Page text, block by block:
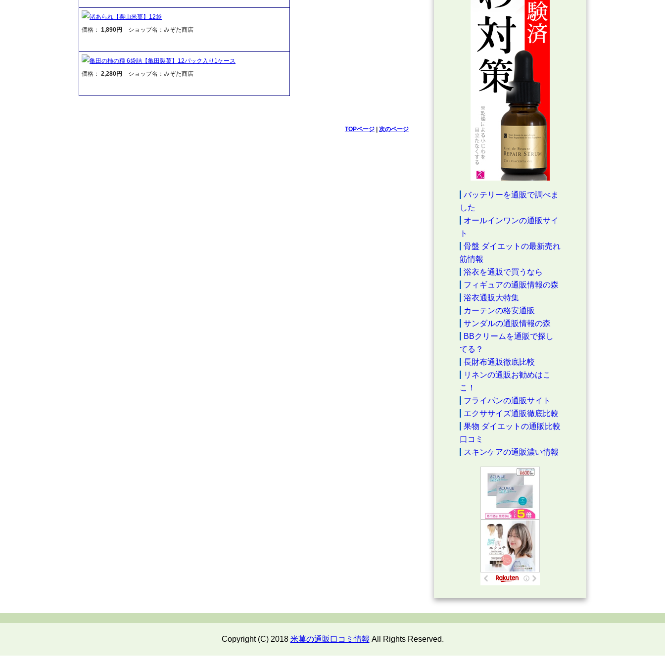
渚あられ【栗山米菓】12袋
価格： 1,890円 ショップ名：みぞた商店
亀田の柿の種 6袋詰【亀田製菓】12パック入り1ケース
価格： 2,280円 ショップ名：みぞた商店
TOPページ| 次のページ
バッテリーを通販で調べま
した
オールインワンの通販サイ
ト
骨盤 ダイエットの最新売れ
筋情報
浴衣を通販で買うなら
フィギュアの通販情報の森
浴衣通販大特集
カーテンの格安通販
サンダルの通販情報の森
BBクリームを通販で探し
てる？
長財布通販徹底比較
リネンの通販お勧めはこ
こ！
フライパンの通販サイト
エクササイズ通販徹底比較
果物 ダイエットの通販比較
口コミ
スキンケアの通販濃い情報
Copyright (C) 2018 米菓の通販口コミ情報 All Rights Reserved.